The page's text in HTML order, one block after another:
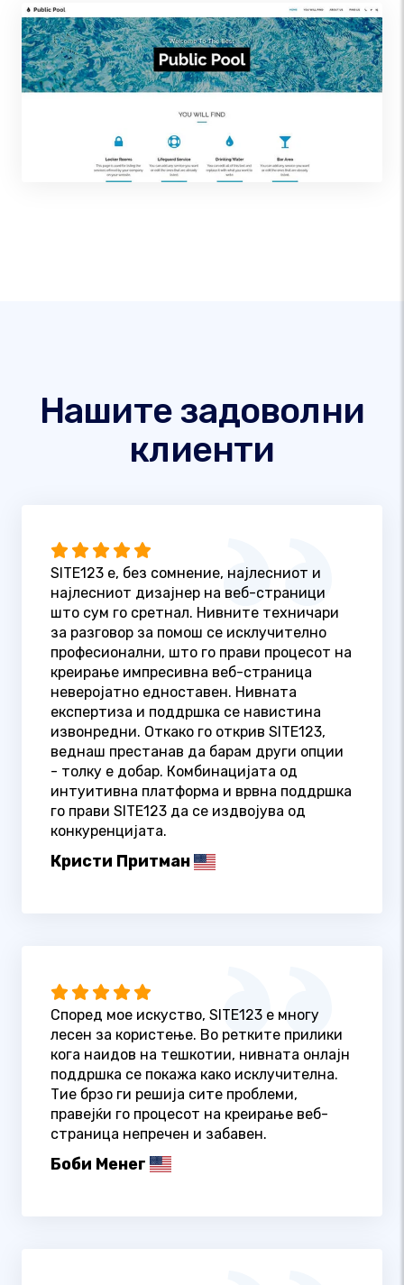
Нашите задоволни
клиенти
SITE123 е, без сомнение, најлесниот и
најлесниот дизајнер на веб-страници
што сум го сретнал. Нивните техничари
за разговор за помош се исклучително
професионални, што го прави процесот на
креирање импресивна веб-страница
неверојатно едноставен. Нивната
експертиза и поддршка се навистина
извонредни. Откако го открив SITE123,
веднаш престанав да барам други опции
- толку е добар. Комбинацијата од
интуитивна платформа и врвна поддршка
го прави SITE123 да се издвојува од
конкуренцијата.
Кристи Притман
Според мое искуство, SITE123 е многу
лесен за користење. Во ретките прилики
кога наидов на тешкотии, нивната онлајн
поддршка се покажа како исклучителна.
Тие брзо ги решија сите проблеми,
правејќи го процесот на креирање веб-
страница непречен и забавен.
Боби Менег